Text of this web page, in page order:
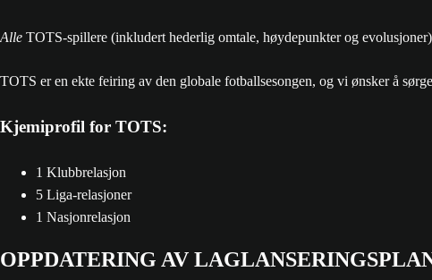
Alle TOTS-spillere (inkludert hederlig omtale, høydepunkter og
TOTS er en ekte feiring av den globale fotballsesongen, og vi ønsker å
Kjemiprofil for TOTS:
1 Klubbrelasjon
5 Liga-relasjoner
1 Nasjonrelasjon
OPPDATERING AV